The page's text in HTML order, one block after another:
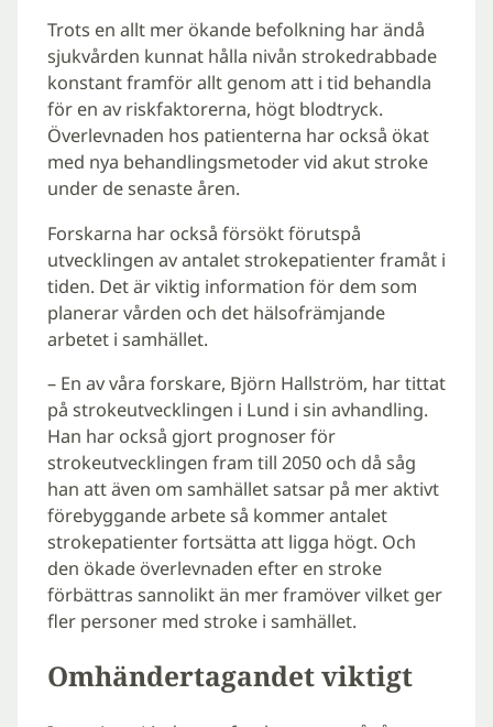
Trots en allt mer ökande befolkning har ändå
sjukvården kunnat hålla nivån strokedrabbade
konstant framför allt genom att i tid behandla
för en av riskfaktorerna, högt blodtryck.
Överlevnaden hos patienterna har också ökat
med nya behandlingsmetoder vid akut stroke
under de senaste åren.
Forskarna har också försökt förutspå
utvecklingen av antalet strokepatienter framåt i
tiden. Det är viktig information för dem som
planerar vården och det hälsofrämjande
arbetet i samhället.
– En av våra forskare, Björn Hallström, har tittat
på strokeutvecklingen i Lund i sin avhandling.
Han har också gjort prognoser för
strokeutvecklingen fram till 2050 och då såg
han att även om samhället satsar på mer aktivt
förebyggande arbete så kommer antalet
strokepatienter fortsätta att ligga högt. Och
den ökade överlevnaden efter en stroke
förbättras sannolikt än mer framöver vilket ger
fler personer med stroke i samhället.
Omhändertagandet viktigt